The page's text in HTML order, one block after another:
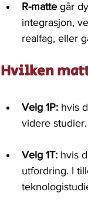
R-matte går
integrasjon,
realfag, eller
Hvilken
Velg 1P: hvis
videre
Velg 1T: hvis
utfordring. I